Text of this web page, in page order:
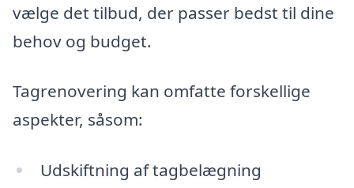
vælge det tilbud, der passer bedst til dine
behov og budget.
Tagrenovering kan omfatte forskellige
aspekter, såsom:
Udskiftning af tagbelægning